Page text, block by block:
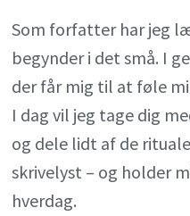
Som forfatter har jeg
begynder i det små. I
der får mig til at føle
I dag vil jeg tage dig
og dele lidt af de
skrivelyst – og holder
hverdag.